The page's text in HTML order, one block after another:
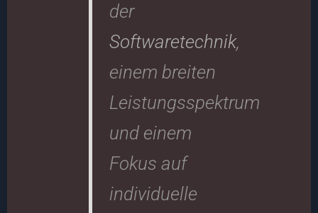
der
Softwaretechnik,
einem breiten
Leistungsspektrum
und einem
Fokus auf
individuelle